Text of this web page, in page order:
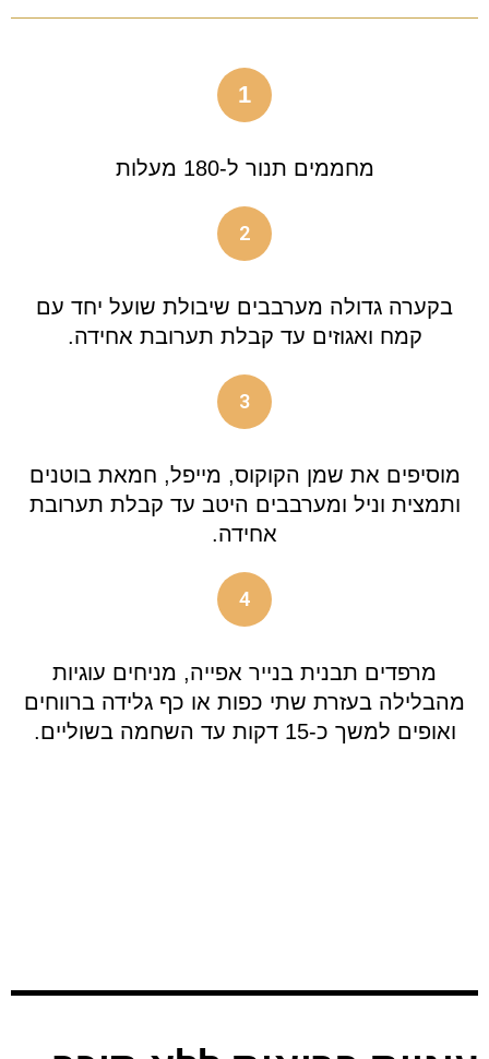
1
מחממים תנור ל-180 מעלות
2
בקערה גדולה מערבבים שיבולת שועל יחד עם
קמח ואגוזים עד קבלת תערובת אחידה.
3
מוסיפים את שמן הקוקוס, מייפל, חמאת בוטנים
ותמצית וניל ומערבבים היטב עד קבלת תערובת
אחידה.
4
מרפדים תבנית בנייר אפייה, מניחים עוגיות
מהבלילה בעזרת שתי כפות או כף גלידה ברווחים
ואופים למשך כ-15 דקות עד השחמה בשוליים.